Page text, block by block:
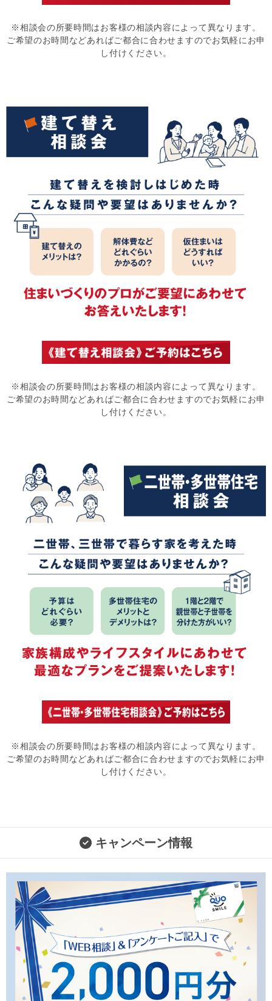
※相談会の所要時間はお客様の相談内容によって異なります。
ご希望のお時間などあればご都合に合わせますのでお気軽にお申
し付けください。
※相談会の所要時間はお客様の相談内容によって異なります。
ご希望のお時間などあればご都合に合わせますのでお気軽にお申
し付けください。
※相談会の所要時間はお客様の相談内容によって異なります。
ご希望のお時間などあればご都合に合わせますのでお気軽にお申
し付けください。
キャンペーン情報